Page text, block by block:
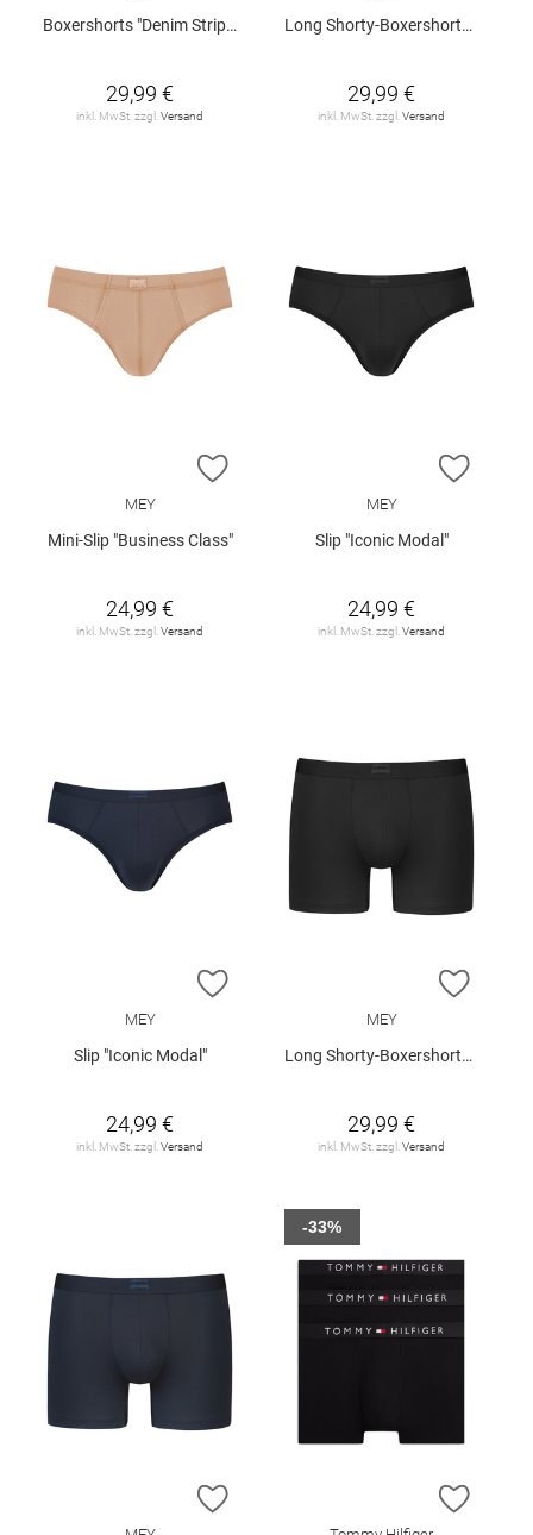
Boxershorts "Denim Stripes"
29,99 €
inkl. MwSt. zzgl.Versand
Long Shorty-Boxershorts "Business Class"
29,99 €
inkl. MwSt. zzgl.Versand
ZUR WUNSCHLISTE HINZUFÜGEN
MEY
Mini-Slip "Business Class"
24,99 €
inkl. MwSt. zzgl. Versand
ZUR
MEY
Slip "Iconic Modal"
24,99 €
inkl. MwSt. zzgl. Versand
ZUR WUNSCHLISTE HINZUFÜGEN
MEY
Slip "Iconic Modal"
24,99 €
inkl. MwSt. zzgl. Versand
ZUR
MEY
Long Shorty-Boxershorts "Iconic Modal"
29,99 €
inkl. MwSt. zzgl. Versand
ZUR WUNSCHLISTE HINZUFÜGEN
ZUR
-33%